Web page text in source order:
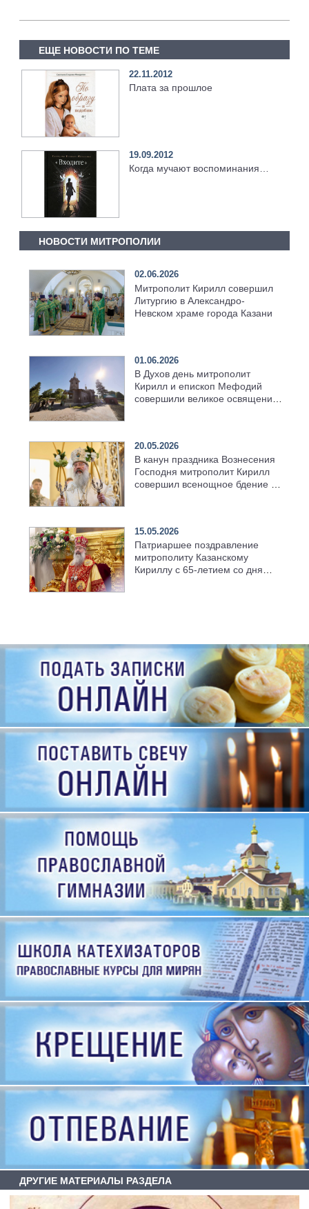
ЕЩЕ НОВОСТИ ПО ТЕМЕ
22.11.2012
Плата за прошлое
19.09.2012
Когда мучают воспоминания…
НОВОСТИ МИТРОПОЛИИ
02.06.2026
Митрополит Кирилл совершил
Литургию в Александро-
Невском храме города Казани
01.06.2026
В Духов день митрополит
Кирилл и епископ Мефодий
совершили великое освящение
20.05.2026
В канун праздника Вознесения
Господня митрополит Кирилл
совершил всенощное бдение в
15.05.2026
Патриаршее поздравление
митрополиту Казанскому
Кириллу с 65-летием со дня
ДРУГИЕ МАТЕРИАЛЫ РАЗДЕЛА